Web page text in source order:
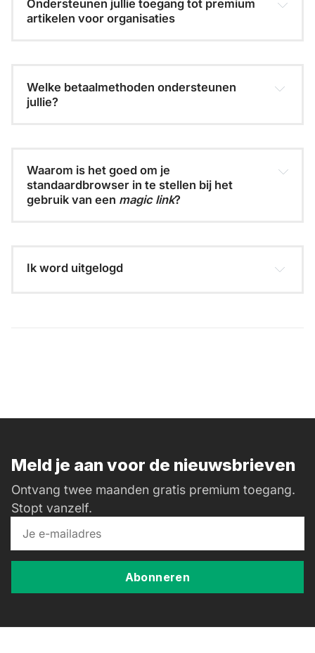
Ondersteunen jullie toegang tot premium
artikelen voor organisaties
Welke betaalmethoden ondersteunen
jullie?
Waarom is het goed om je
standaardbrowser in te stellen bij het
gebruik van een magic link?
Ik word uitgelogd
Meld je aan voor de nieuwsbrieven
Ontvang twee maanden gratis premium toegang.
Stopt vanzelf.
Abonneren